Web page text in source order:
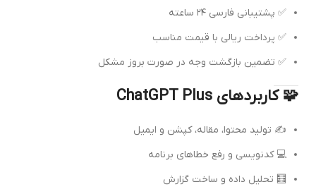
✅ پشتیبانی فارسی ۲۴ ساعته
✅ پرداخت ریالی با قیمت مناسب
✅ تضمین بازگشت وجه در صورت بروز مشکل
🧩 کاربردهای ChatGPT Plus
✍️ تولید محتوا، مقاله، کپشن و ایمیل
💻 کدنویسی و رفع خطاهای برنامه
🧮 تحلیل داده و ساخت گزارش